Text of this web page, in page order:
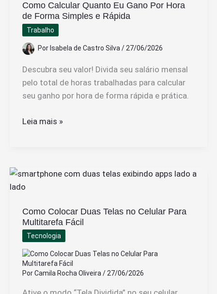
Como Calcular Quanto Eu Gano Por Hora
de Forma Simples e Rápida
Trabalho
Por Isabela de Castro Silva/ 27/06/2026
Descubra seu valor! Divida seu salário mensal
pelo total de horas trabalhadas para calcular
seu ganho por hora de forma rápida e prática.
Como
Gano
Por
de
Forma
Simples
e
Rápida
Leia mais »
Como Colocar Duas Telas no Celular Para
Multitarefa Fácil
Tecnologia
PorCamila Rocha Oliveira / 27/06/2026